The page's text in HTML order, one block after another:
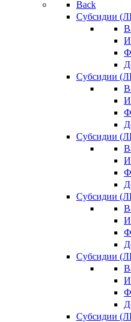
Back
Субсидии
Субсидии
Субсидии
Субсидии
Субсидии
Субсидии